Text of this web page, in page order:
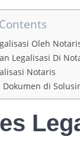
Oleh
Legalisasi Di
Notaris
Dokumen di